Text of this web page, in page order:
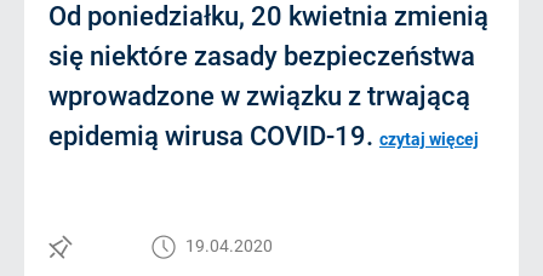
Od poniedziałku, 20 kwietnia zmienią
się niektóre zasady bezpieczeństwa
wprowadzone w związku z trwającą
epidemią wirusa COVID-19. czytaj więcej
19.04.2020